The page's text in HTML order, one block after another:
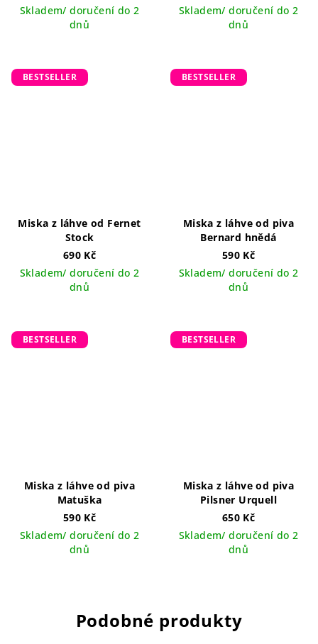
Skladem/ doručení do 2
dnů
Skladem/ doručení do 2
dnů
BESTSELLER
Miska z láhve od Fernet
Stock
690 Kč
Skladem/ doručení do 2
dnů
BESTSELLER
Miska z láhve od piva
Bernard hnědá
590 Kč
Skladem/ doručení do 2
dnů
BESTSELLER
Miska z láhve od piva
Matuška
590 Kč
Skladem/ doručení do 2
dnů
BESTSELLER
Miska z láhve od piva
Pilsner Urquell
650 Kč
Skladem/ doručení do 2
dnů
Podobné produkty